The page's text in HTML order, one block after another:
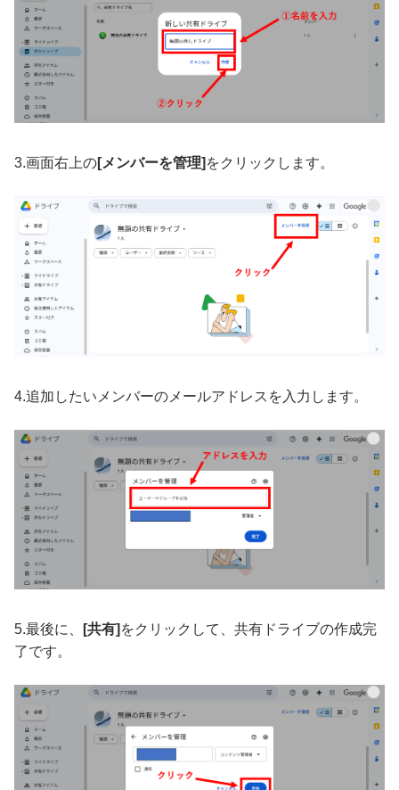
3.画面右上の[メンバーを管理] をクリックします。
4.追加したいメンバーのメールアドレスを入力します。
5.最後に、 [共有] をクリックして、共有ドライブの作成完
了です。